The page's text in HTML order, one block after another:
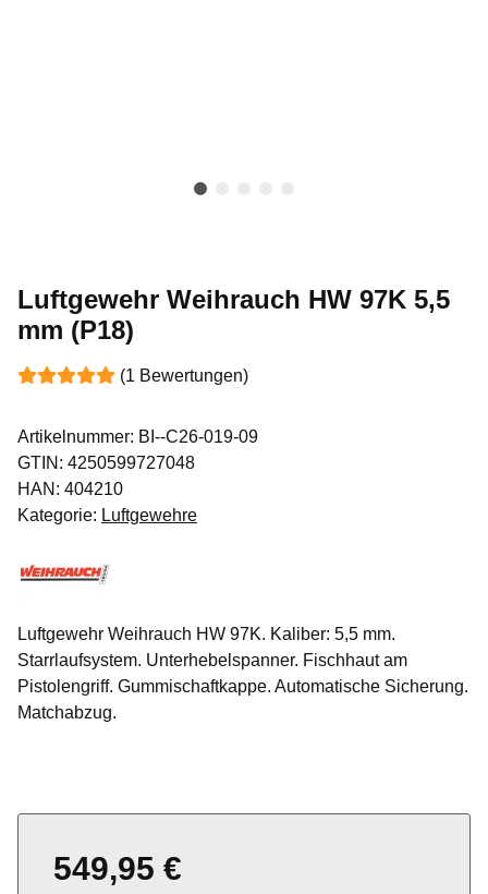
Luftgewehr Weihrauch HW 97K 5,5
mm (P18)
(1 Bewertungen)
Artikelnummer: BI--C26-019-09
GTIN: 4250599727048
HAN: 404210
Kategorie: Luftgewehre
Luftgewehr Weihrauch HW 97K. Kaliber: 5,5 mm.
Starrlaufsystem. Unterhebelspanner. Fischhaut am
Pistolengriff. Gummischaftkappe. Automatische Sicherung.
Matchabzug.
549,95 €